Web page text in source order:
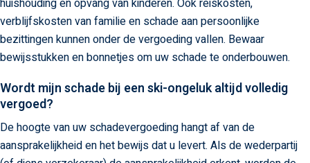
huishouding en opvang van kinderen. Ook reiskosten,
verblijfskosten van familie en schade aan persoonlijke
bezittingen kunnen onder de vergoeding vallen. Bewaar
bewijsstukken en bonnetjes om uw schade te onderbouwen.
Wordt mijn schade bij een ski-ongeluk altijd volledig
vergoed?
De hoogte van uw schadevergoeding hangt af van de
aansprakelijkheid en het bewijs dat u levert. Als de wederpartij